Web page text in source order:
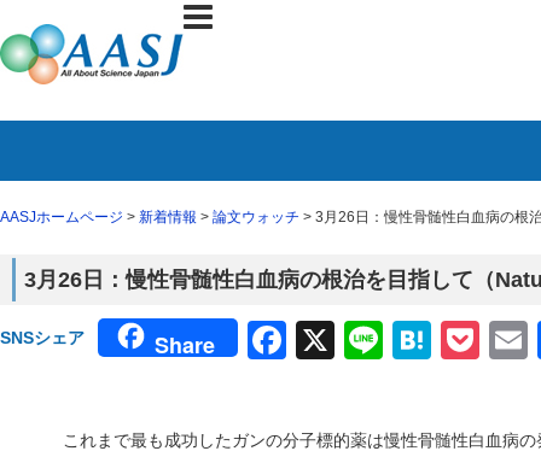
AASJホームページ > 新着情報 > 論文ウォッチ > 3月26日：慢性骨髄性白血病の根
3月26日：慢性骨髄性白血病の根治を目指して（
SNSシェア Share Facebook
X Line
これまで最も成功したガンの分子標的薬は慢性骨髄性白血病の